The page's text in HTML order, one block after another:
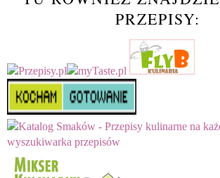
PRZEPISY: